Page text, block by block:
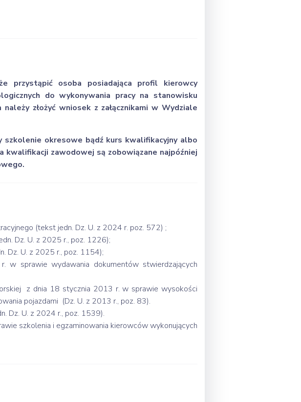
przystąpić osoba posiadająca profil kierowcy
do wykonywania pracy na stanowisku
złożyć wniosek z załącznikami w Wydziale
okresowe bądź kurs kwalifikacyjny albo
kwalifikacji zawodowej są zobowiązane najpóźniej
(tekst jedn. Dz. U. z 2024 r. poz. 572) ;
Dz. U. z 2025 r., poz. 1226);
Dz. U. z 2025 r., poz. 1154);
w sprawie wydawania dokumentów stwierdzających
z dnia 18 stycznia 2013 r. w sprawie wysokości
pojazdami (Dz. U. z 2013 r., poz. 83).
Dz. U. z 2024 r., poz. 1539).
szkolenia i egzaminowania kierowców wykonujących